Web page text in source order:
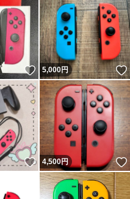
いいね！
5,000円
いいね！
4,500円